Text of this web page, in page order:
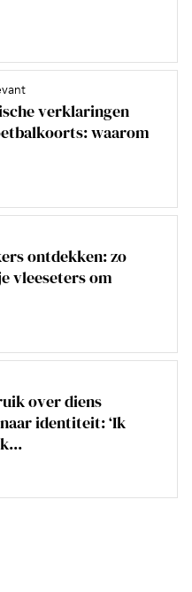
verklaringen
waarom
ontdekken: zo
vleeseters om
over diens
identiteit: ‘Ik